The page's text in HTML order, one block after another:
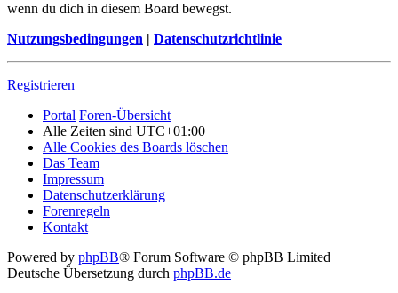
wenn du dich in diesem Board bewegst.
Nutzungsbedingungen | Datenschutzrichtlinie
Registrieren
Portal Foren-Übersicht
Alle Zeiten sind UTC+01:00
Alle Cookies des Boards löschen
Das Team
Impressum
Datenschutzerklärung
Forenregeln
Kontakt
Powered by phpBB® Forum Software © phpBB Limited
Deutsche Übersetzung durch phpBB.de